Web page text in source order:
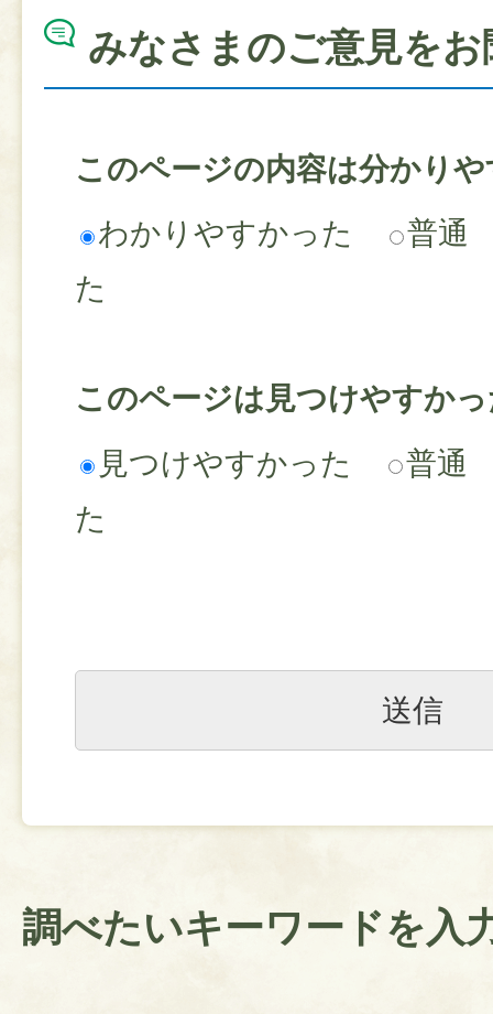
みなさまのご意見を
このページの内容は分かり
わかりやすかった
普通
た
このページは見つけやすか
見つけやすかった
普通
た
調べたいキーワードを入